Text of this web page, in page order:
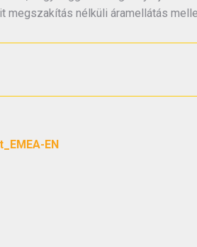
megszakítás nélküli áramellátás
EN